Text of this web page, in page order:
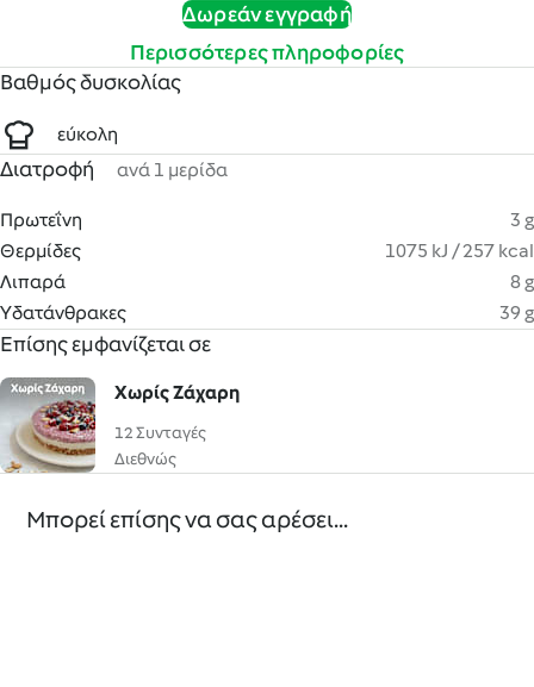
Δωρεάν εγγραφή
Περισσότερες πληροφορίες
Βαθμός δυσκολίας
εύκολη
Διατροφή ανά 1 μερίδα
Πρωτεΐνη
3 g
Θερμίδες
1075 kJ / 257 kcal
Λιπαρά
8 g
Υδατάνθρακες
39 g
Επίσης εμφανίζεται σε
Χωρίς Ζάχαρη
12 Συνταγές
Διεθνώς
Μπορεί επίσης να σας αρέσει...